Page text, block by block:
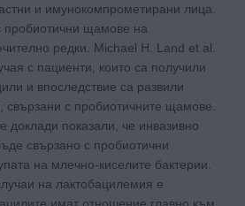
и имунокомпрометирани лица.
пробиотични щамове на
редки. Michael H. Land et al.
с пациенти, които са получили
и впоследствие са развили
свързани с пробиотичните щамове.
доклади показали, че инвазивно
свързано с пробиотични
на млечно-киселите бактерии.
на лактобацилемия е
имат отнoшение главно към